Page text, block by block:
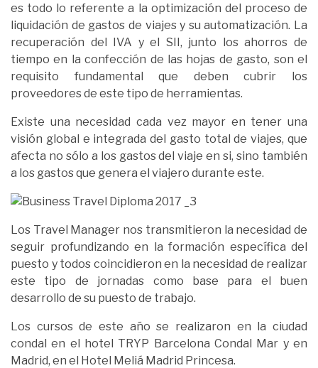
es todo lo referente a la optimización del proceso de
liquidación de gastos de viajes y su automatización. La
recuperación del IVA y el SII, junto los ahorros de
tiempo en la confección de las hojas de gasto, son el
requisito fundamental que deben cubrir los
proveedores de este tipo de herramientas.
Existe una necesidad cada vez mayor en tener una
visión global e integrada del gasto total de viajes, que
afecta no sólo a los gastos del viaje en si, sino también
a los gastos que genera el viajero durante este.
Los Travel Manager nos transmitieron la necesidad de
seguir profundizando en la formación específica del
puesto y todos coincidieron en la necesidad de realizar
este tipo de jornadas como base para el buen
desarrollo de su puesto de trabajo.
Los cursos de este año se realizaron en la ciudad
condal en el hotel TRYP Barcelona Condal Mar y en
Madrid, en el Hotel Meliá Madrid Princesa.